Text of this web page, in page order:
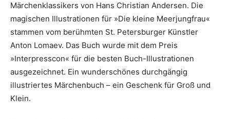
Märchenklassikers von Hans Christian Andersen. Die
magischen Illustrationen für »Die kleine Meerjungfrau«
stammen vom berühmten St. Petersburger Künstler
Anton Lomaev. Das Buch wurde mit dem Preis
»Interpresscon« für die besten Buch-Illustrationen
ausgezeichnet. Ein wunderschönes durchgängig
illustriertes Märchenbuch – ein Geschenk für Groß und
Klein.